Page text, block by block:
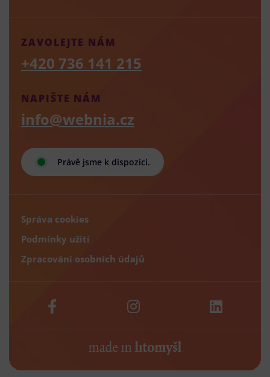
Právě jsme k dispozici.
NAPIŠTE NÁM
info@webnia.cz
ZAVOLEJTE NÁM
+420 736 141 215
Správa cookies
Podmínky užití
Zpracování osobních údajů